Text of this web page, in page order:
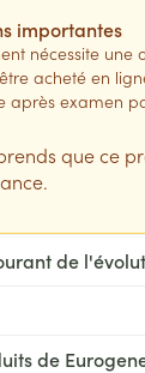
importantes
nécessite une
acheté en
après examen
que ce
de
de